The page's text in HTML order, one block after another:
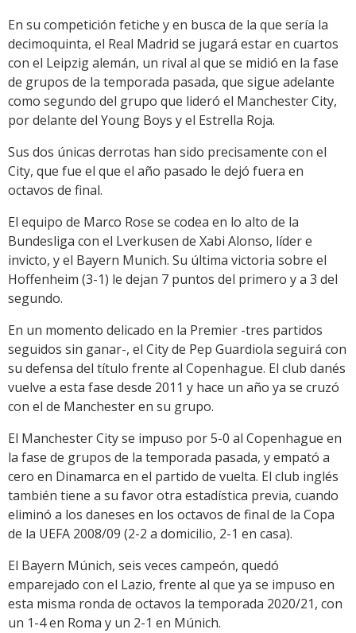
En su competición fetiche y en busca de la que sería la
decimoquinta, el Real Madrid se jugará estar en cuartos
con el Leipzig alemán, un rival al que se midió en la fase
de grupos de la temporada pasada, que sigue adelante
como segundo del grupo que lideró el Manchester City,
por delante del Young Boys y el Estrella Roja.
Sus dos únicas derrotas han sido precisamente con el
City, que fue el que el año pasado le dejó fuera en
octavos de final.
El equipo de Marco Rose se codea en lo alto de la
Bundesliga con el Lverkusen de Xabi Alonso, líder e
invicto, y el Bayern Munich. Su última victoria sobre el
Hoffenheim (3-1) le dejan 7 puntos del primero y a 3 del
segundo.
En un momento delicado en la Premier -tres partidos
seguidos sin ganar-, el City de Pep Guardiola seguirá con
su defensa del título frente al Copenhague. El club danés
vuelve a esta fase desde 2011 y hace un año ya se cruzó
con el de Manchester en su grupo.
El Manchester City se impuso por 5-0 al Copenhague en
la fase de grupos de la temporada pasada, y empató a
cero en Dinamarca en el partido de vuelta. El club inglés
también tiene a su favor otra estadística previa, cuando
eliminó a los daneses en los octavos de final de la Copa
de la UEFA 2008/09 (2-2 a domicilio, 2-1 en casa).
El Bayern Múnich, seis veces campeón, quedó
emparejado con el Lazio, frente al que ya se impuso en
esta misma ronda de octavos la temporada 2020/21, con
un 1-4 en Roma y un 2-1 en Múnich.